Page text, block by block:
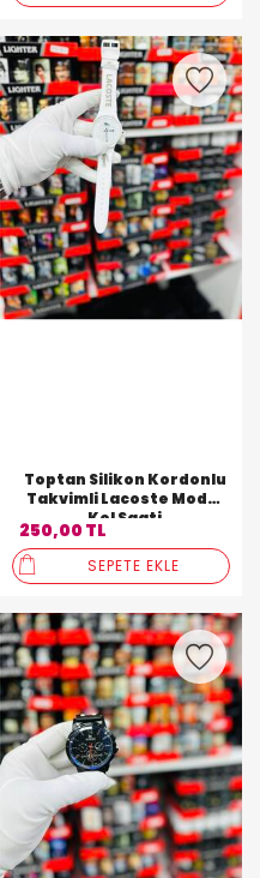
Toptan Silikon Kordonlu
Takvimli Lacoste Model
Kol Saati
250,00 TL
SEPETE EKLE